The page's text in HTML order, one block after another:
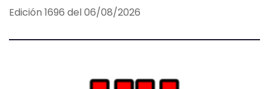
Edición 1696 del 06/08/2026